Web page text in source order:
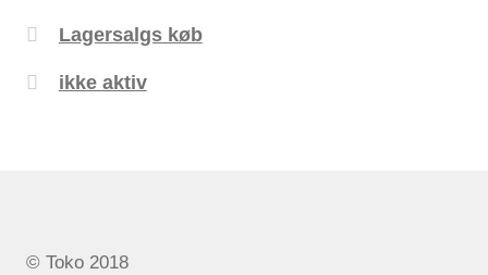
Lagersalgs køb
ikke aktiv
© Toko 2018